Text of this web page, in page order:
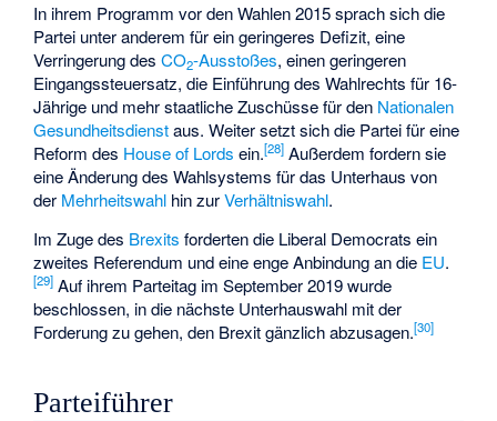
In ihrem Programm vor den Wahlen 2015 sprach sich die
Partei unter anderem für ein geringeres Defizit, eine
Verringerung desCO2-Ausstoßes, einen geringeren
Eingangssteuersatz, die Einführung des Wahlrechts für 16-
Jährige und mehr staatliche Zuschüsse für den Nationalen
Gesundheitsdienstaus. Weiter setzt sich die Partei für eine
Reform des House of Lords ein.[28] Außerdem fordern sie
eine Änderung des Wahlsystems für das Unterhaus von
der Mehrheitswahl hin zurVerhältniswahl.
Im Zuge des Brexits forderten die Liberal Democrats ein
zweites Referendum und eine enge Anbindung an die EU.
[29] Auf ihrem Parteitag im September 2019 wurde
beschlossen, in die nächste Unterhauswahl mit der
Forderung zu gehen, den Brexit gänzlich abzusagen.[30]
Parteiführer